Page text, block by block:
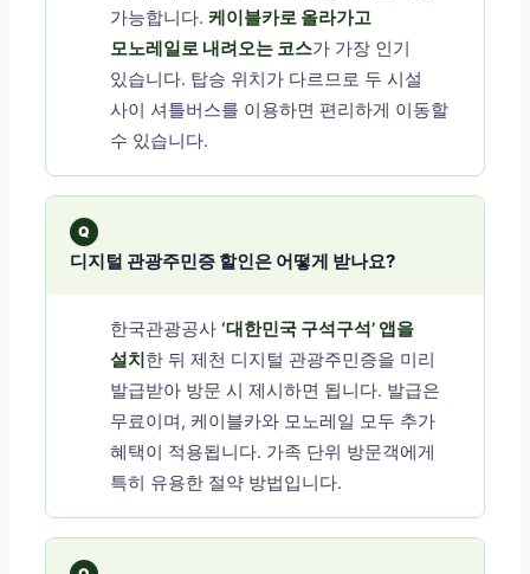
가능합니다. 케이블카로 올라가고
모노레일로 내려오는 코스가 가장 인기
있습니다. 탑승 위치가 다르므로 두 시설
사이 셔틀버스를 이용하면 편리하게 이동할
수 있습니다.
Q
디지털 관광주민증 할인은 어떻게 받나요?
한국관광공사 ‘대한민국 구석구석’ 앱을
설치한 뒤 제천 디지털 관광주민증을 미리
발급받아 방문 시 제시하면 됩니다. 발급은
무료이며, 케이블카와 모노레일 모두 추가
혜택이 적용됩니다. 가족 단위 방문객에게
특히 유용한 절약 방법입니다.